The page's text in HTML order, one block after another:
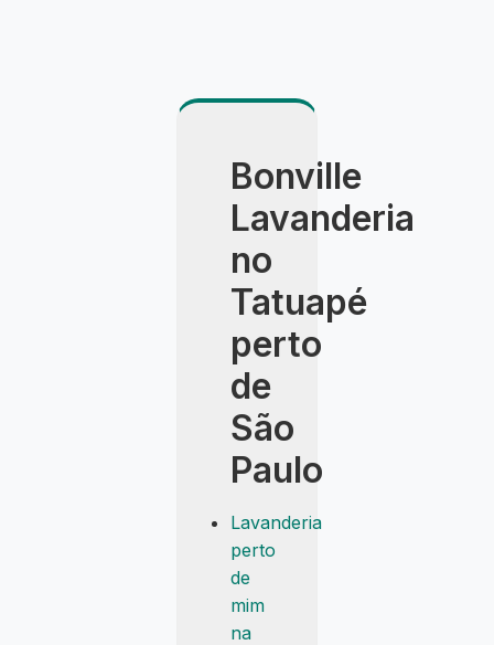
Bonville
Lavanderia
no
Tatuapé
perto
de
São
Paulo
Lavanderia
perto
de
mim
na